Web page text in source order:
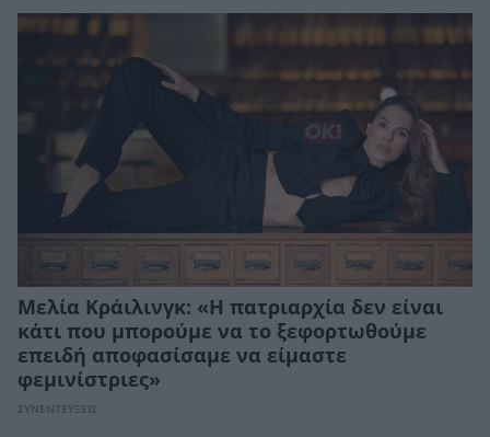
Μελία Κράιλινγκ: «Η πατριαρχία δεν είναι
κάτι που μπορούμε να το ξεφορτωθούμε
επειδή αποφασίσαμε να είμαστε
φεμινίστριες»
ΣΥΝΕΝΤΕΥΞΕΙΣ